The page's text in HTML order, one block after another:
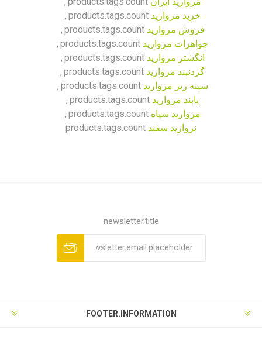
خرید مروارید products.tags.count
,
فروش مروارید products.tags.count
,
جواهرات مروارید products.tags.count
,
انگشتر مروارید products.tags.count
,
گردنبند مروارید products.tags.count
,
سینه ریز مروارید products.tags.count
,
پابند مروارید products.tags.count
,
مروارید سیاه products.tags.count
,
نروارید سفبد products.tags.count
newsletter.title
FOOTER.INFORMATION